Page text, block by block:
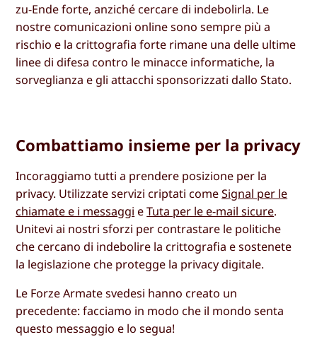
zu-Ende forte, anziché cercare di indebolirla. Le
nostre comunicazioni online sono sempre più a
rischio e la crittografia forte rimane una delle ultime
linee di difesa contro le minacce informatiche, la
sorveglianza e gli attacchi sponsorizzati dallo Stato.
Combattiamo insieme per la privacy
Incoraggiamo tutti a prendere posizione per la
privacy. Utilizzate servizi criptati comeSignal per le
chiamate e i messaggi eTuta per le e-mail sicure.
Unitevi ai nostri sforzi per contrastare le politiche
che cercano di indebolire la crittografia e sostenete
la legislazione che protegge la privacy digitale.
Le Forze Armate svedesi hanno creato un
precedente: facciamo in modo che il mondo senta
questo messaggio e lo segua!